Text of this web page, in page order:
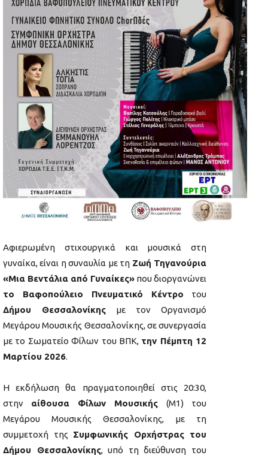
Αφιερωμένη στιχουργικά και μουσικά στη
γυναίκα, είναι η συναυλία με τη Ζωή Τηγανούρια
«Μια Βεντάλια από Γυναίκες» που διοργανώνει
το Βαφοπούλειο Πνευματικό Κέντρο του
Δήμου Θεσσαλονίκης με τον Οργανισμό
Μεγάρου Μουσικής Θεσσαλονίκης, σε συνεργασία
με το Σωματείο Φίλων του ΒΠΚ, την Πέμπτη 12
Μαρτίου 2026.
Η εκδήλωση θα πραγματοποιηθεί στις 20:30,
στην αίθουσα Φίλων Μουσικής (Μ1) του
Μεγάρου Μουσικής Θεσσαλονίκης, με τη
συμμετοχή της Συμφωνικής Ορχήστρας του
Δήμου Θεσσαλονίκης, υπό τη διεύθυνση του